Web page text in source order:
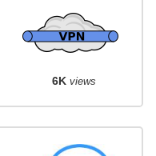
6K views